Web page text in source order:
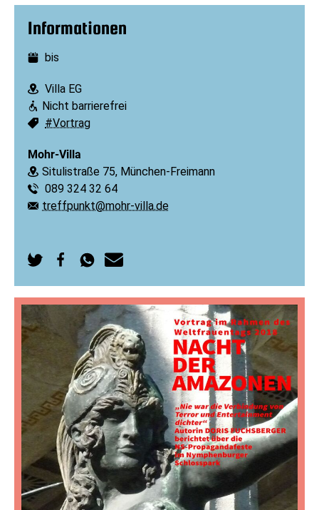
Informationen
Datum:
bis
Ort:
Villa EG
Barrierefreiheit:
Nicht barrierefrei
Schlagworte:
#Vortrag
Mohr-Villa
Ort:
Situlistraße 75, München-Freimann
Telefon:
089 324 32 64
E-Mail:
treffpunkt@mohr-villa.de
Twitter
teilen
FacebookWhatsApp
senden
E-
Mail
senden